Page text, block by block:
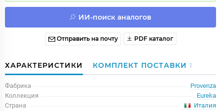
ИИ-поиск аналогов
Отправить на почту PDF каталог
ХАРАКТЕРИСТИКИ КОМПЛЕКТ ПОСТАВКИ 1
Фабрика
Provenza
Коллекция
Eureka
Страна
Италия